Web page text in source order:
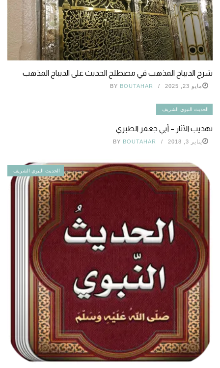
شرح الديباج المذهب في مصطلح الحديث على الديباج المذهب
مايو 23, 2025 BY BOUTAHAR
الحديث النبوي الشريف
تهذيب الآثار – أبي جعفر الطبري
يناير 3, 2018 BY BOUTAHAR
الحديث النبوي الشريف